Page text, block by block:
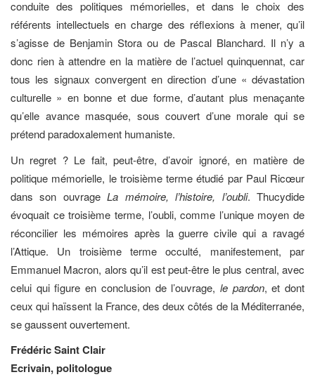
conduite des politiques mémorielles, et dans le choix des
référents intellectuels en charge des réflexions à mener, qu’il
s’agisse de Benjamin Stora ou de Pascal Blanchard. Il n’y a
donc rien à attendre en la matière de l’actuel quinquennat, car
tous les signaux convergent en direction d’une « dévastation
culturelle » en bonne et due forme, d’autant plus menaçante
qu’elle avance masquée, sous couvert d’une morale qui se
prétend paradoxalement humaniste.
Un regret ? Le fait, peut-être, d’avoir ignoré, en matière de
politique mémorielle, le troisième terme étudié par Paul Ricœur
dans son ouvrageLa mémoire, l’histoire, l’oubli. Thucydide
évoquait ce troisième terme, l’oubli, comme l’unique moyen de
réconcilier les mémoires après la guerre civile qui a ravagé
l’Attique. Un troisième terme occulté, manifestement, par
Emmanuel Macron, alors qu’il est peut-être le plus central, avec
celui qui figure en conclusion de l’ouvrage, le pardon, et dont
ceux qui haïssent la France, des deux côtés de la Méditerranée,
se gaussent ouvertement.
Frédéric Saint Clair
Ecrivain, politologue